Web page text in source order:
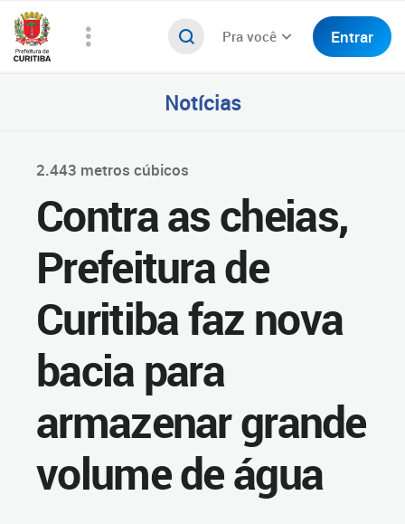
Pra você Entrar
Notícias
2.443 metros cúbicos
Contra as cheias,
Prefeitura de
Curitiba faz nova
bacia para
armazenar grande
volume de água